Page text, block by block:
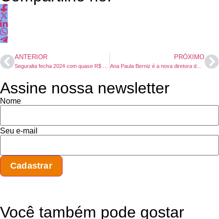
ANTERIOR PRÓXIMO
Ana Paula Berniz é a nova diretora de RH da Mapfre
Assine nossa newsletter
Nome
Seu e-mail
Você também pode gostar